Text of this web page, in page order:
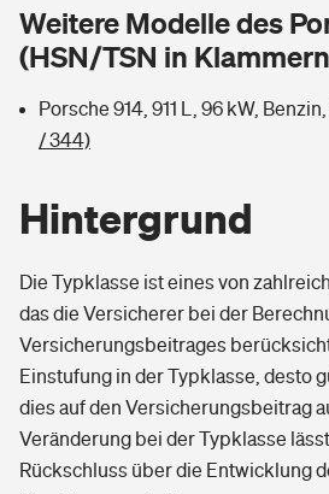
Wer versichert was: Jetzt Versicherer
Sie haben Fragen?
Musikinstrumentenversicherung
Tools
Kinderunfall-Check: Mehr Sicherheit
Typklassen: So ist Ihr Auto eingestuft
Sie haben Fragen?
Rentenrechner: Wie viel Geld
Weitere Modelle des
(HSN/TSN in
Porsche 914, 911 L, 96 kW,
/ 344)
Hintergrund
Die Typklasse ist eines von
das die Versicherer bei der
Versicherungsbeitrages
Einstufung in der Typklasse, desto
dies auf den Versicherungsbeitrag
Veränderung bei der Typklasse
Rückschluss über die Entwicklung